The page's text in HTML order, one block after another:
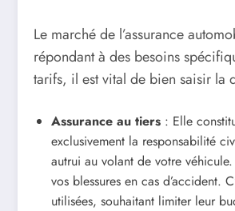
Le marché de l’assurance
répondant à des besoins
tarifs, il est vital de bien saisir la
Assurance au tiers : Elle
exclusivement la responsabilité
autrui au volant de votre
vos blessures en cas d’accident.
utilisées, souhaitant limiter leur